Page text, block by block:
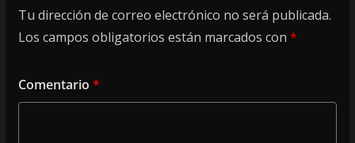
Tu dirección de correo electrónico no será publicada.
Los campos obligatorios están marcados con *
Comentario *